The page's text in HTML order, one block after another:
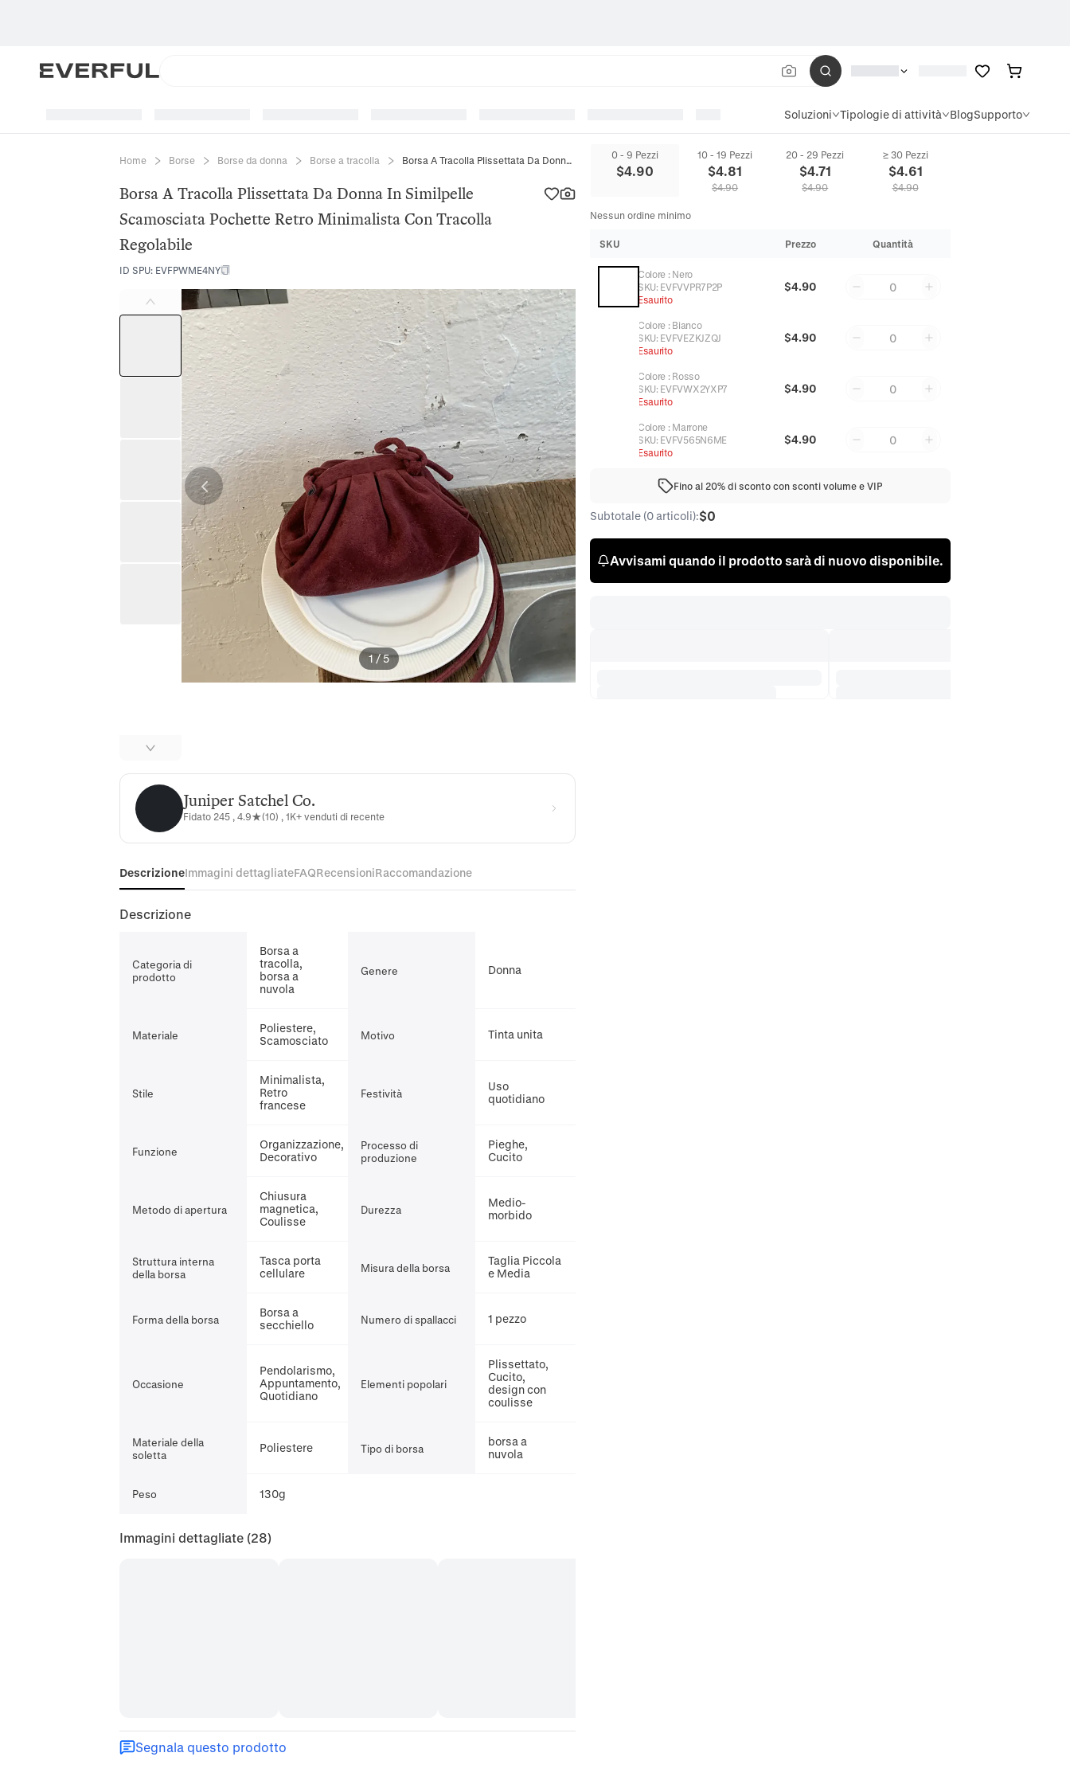
Soluzioni Tipologie di attività BlogSupporto
Home Borse Borse da donna Borse a tracolla Borsa A Tracolla Plissettata Da Donna In Similpelle Scamosciata Pochette Retro Minimalista Con Tracolla Regolabile
Borsa A Tracolla Plissettata Da Donna In Similpelle
Scamosciata Pochette Retro Minimalista Con Tracolla
Regolabile
ID SPU: EVFPWME4NY
1/5
Juniper Satchel Co.
Juniper Satchel Co.
Fidato 245 , 4.9★(10) , 1K+ venduti di recente
DescrizioneImmagini dettagliateFAQRecensioniRaccomandazione
Descrizione
Categoria di
prodotto
Borsa a
tracolla,
borsa a
nuvola
Genere Donna
Materiale
Poliestere,
Scamosciato
Motivo Tinta unita
Stile
Minimalista,
Retro
francese
Festività
Uso
quotidiano
Funzione
Organizzazione,
Decorativo
Processo di
produzione
Pieghe,
Cucito
Metodo di apertura
Chiusura
magnetica,
Coulisse
Durezza
Medio-
morbido
Struttura interna
della borsa
Tasca porta
cellulare
Misura della borsa
Taglia Piccola
e Media
Forma della borsa
Borsa a
secchiello
Numero di spallacci 1 pezzo
Occasione
Pendolarismo,
Appuntamento,
Quotidiano
Elementi popolari
Plissettato,
Cucito,
design con
coulisse
Materiale della
soletta
Poliestere Tipo di borsa
borsa a
nuvola
Peso 130g
Immagini dettagliate (28)
Segnala questo prodotto
0 - 9 Pezzi
$4.90
10 - 19 Pezzi
$4.81
$4.90
20 - 29 Pezzi
$4.71
$4.90
≥ 30 Pezzi
$4.61
$4.90
Nessun ordine minimo
SKU Prezzo Quantità
Colore : Nero
SKU: EVFVVPR7P2P
Esaurito
$4.90 0
Colore : Bianco
SKU: EVFVEZKJZQJ
Esaurito
$4.90 0
Colore : Rosso
SKU: EVFVWX2YXP7
Esaurito
$4.90 0
Colore : Marrone
SKU: EVFV565N6ME
Esaurito
$4.90 0
Fino al 20% di sconto con sconti volume e VIP
Subtotale (0 articoli):$0
Avvisami quando il prodotto sarà di nuovo disponibile.